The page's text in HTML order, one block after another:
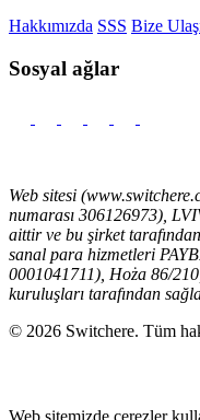
Hakkımızda SSS Bize
Sosyal ağlar
Web sitesi
numarası 306126973),
aittir ve bu şirket
sanal para hizmetleri
0001041711), Hoża 86/
kuruluşları tarafından
© 2026 Switchere. Tüm
Web sitemizde çerezler